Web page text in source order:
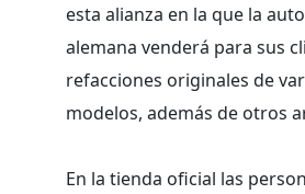
esta alianza en la que la
alemana venderá para sus
refacciones originales de
modelos, además de otros
En la tienda oficial las